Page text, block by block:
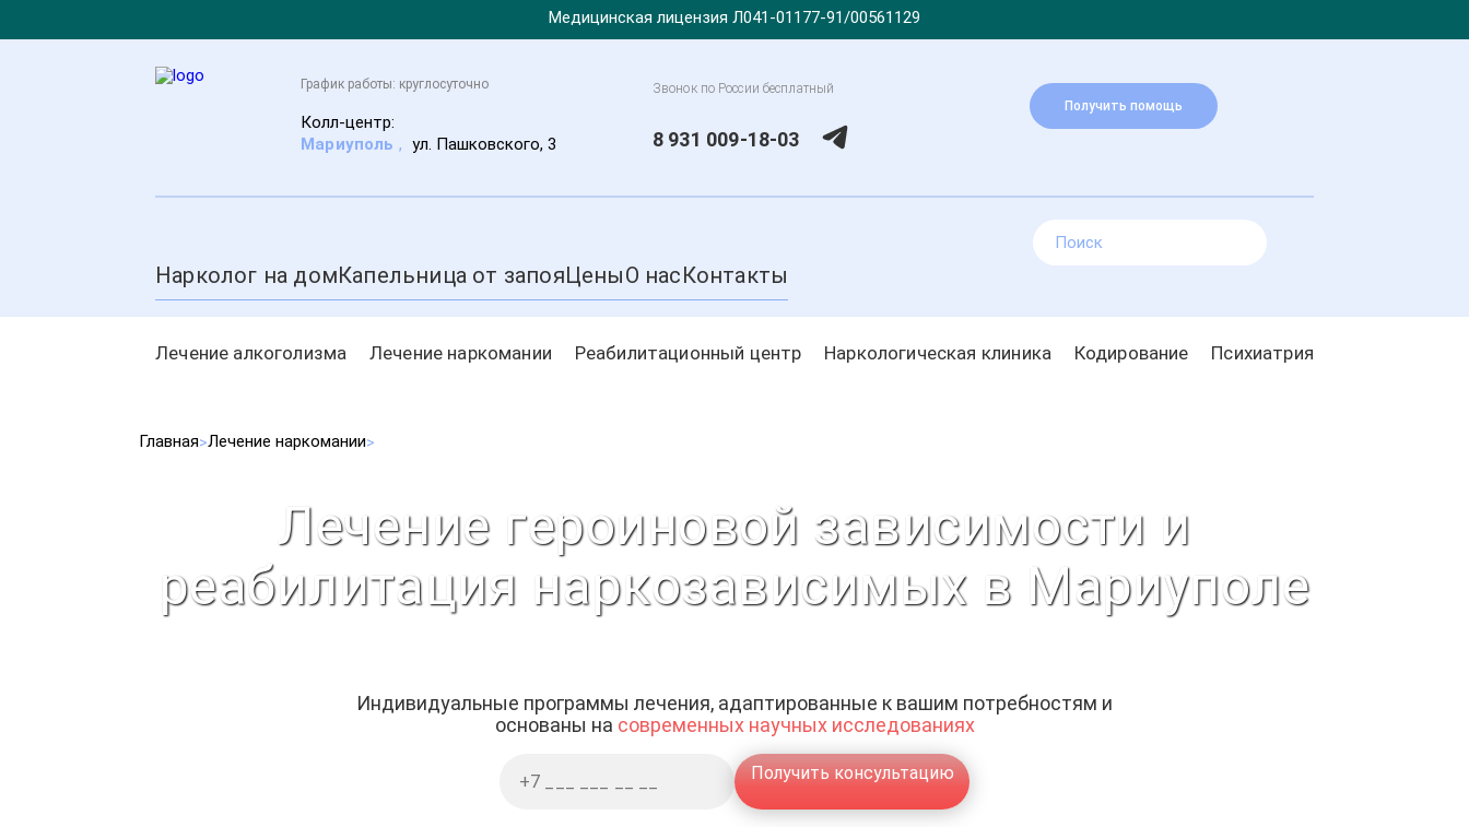
Медицинская лицензия Л041-01177-91/00561129
График работы: круглосуточно
Колл-центр:
Мариуполь , ул. Пашковского, 3
Получить помощь
Звонок по России бесплатный
8 931 009-18-03
Нарколог на домКапельница от запояЦеныО насКонтакты
Лечение алкоголизма Лечение наркомании Реабилитационный центр Наркологическая клиника Кодирование Психиатрия
Главная Лечение наркомании
Лечение героиновой зависимости и
реабилитация наркозависимых в Мариуполе
Индивидуальные программы лечения, адаптированные к вашим потребностям и
основаны на современных научных исследованиях
Получить консультацию